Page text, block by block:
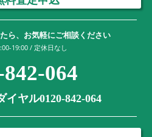
ら、お気軽にご相談ください
19:00 / 定休日なし
064
イヤル0120-842-064